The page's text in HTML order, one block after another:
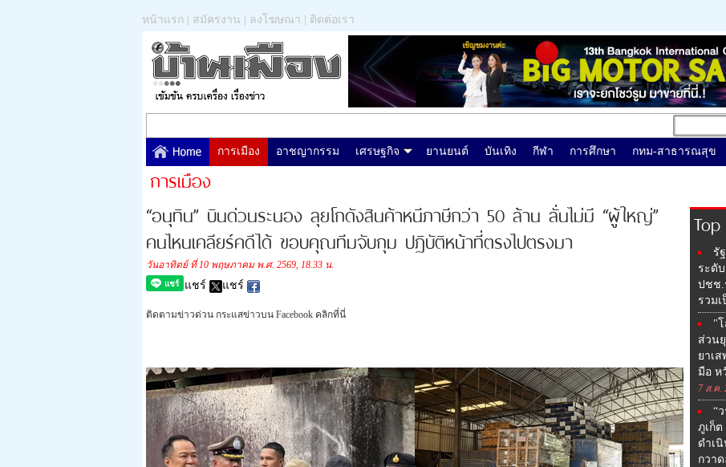
หน้าแรก สมัครงาน ลงโฆษณา ติดต่อเรา
การเมือง อาชญากรรม เศรษฐกิจ ยานยนต์ บันเทิง กีฬา การศึกษา กทม-สาธารณสุข
การเมือง
“อนุทิน” บินด่วนระนอง ลุยโกดังสินค้าหนีภาษีกว่า 50 ล้าน ลั่นไม่มี “ผู้ใหญ่”
คนไหนเคลียร์คดีได้ ขอบคุณทีมจับกุม ปฏิบัติหน้าที่ตรงไปตรงมา
วันอาทิตย์ ที่ 10 พฤษภาคม พ.ศ. 2569, 18.33 น.
แชร์ แชร์
ติดตามข่าวด่วน กระแสข่าวบน Facebook คลิกที่นี่
รั
ระดั
ปชช.
รวม
"
ส่วน
ยาเ
มือ ห
7 ส.ค.
“
ภูเก็ต
ดำเ
กวา